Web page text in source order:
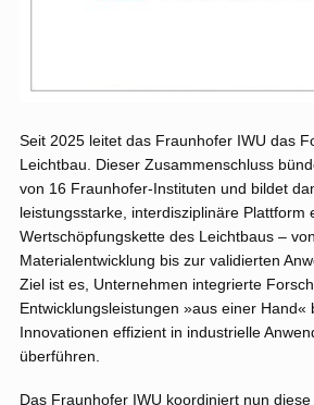
Seit 2025 leitet das Fraunhofer IWU das
Leichtbau. Dieser Zusammenschluss
von 16 Fraunhofer-Instituten und bildet
leistungsstarke, interdisziplinäre Plattform
Wertschöpfungskette des Leichtbaus –
Materialentwicklung bis zur validierten
Ziel ist es, Unternehmen integrierte
Entwicklungsleistungen »aus einer Hand«
Innovationen effizient in industrielle
überführen.
Das Fraunhofer IWU koordiniert nun diese